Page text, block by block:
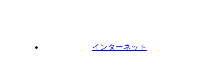
インターネット